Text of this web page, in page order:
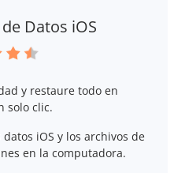
Datos iOS
y restaure todo en
solo clic.
iOS y los archivos de
en la computadora.